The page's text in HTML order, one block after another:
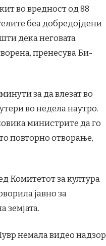
во вредност од 88
беа добредојдени
дека неговата
пренесува Би-
за да влезат во
во недела наутро.
министрите да го
повторно отворање,
Комитетот за култура
јавно за
земјата.
немала видео надзор